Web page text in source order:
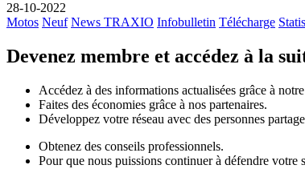
28-10-2022
Motos Neuf News TRAXIO Infobulletin Télécharge
Devenez membre et accédez à la
Accédez à des informations actualisées grâce à
Faites des économies grâce à nos partenaires.
Développez votre réseau avec des personnes
Obtenez des conseils professionnels.
Pour que nous puissions continuer à défendre votre